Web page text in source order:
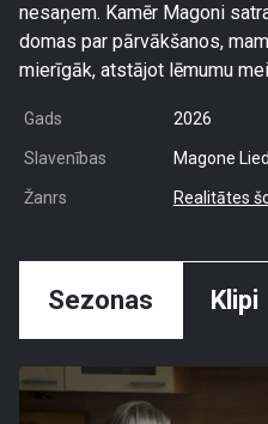
nesaņem. Kamēr Magoni
domas par pārvākšanos,
mierīgāk, atstājot lēmumu
Gads 2026
Slavenības Magone
Žanrs Realitātes
Sezonas Klipi